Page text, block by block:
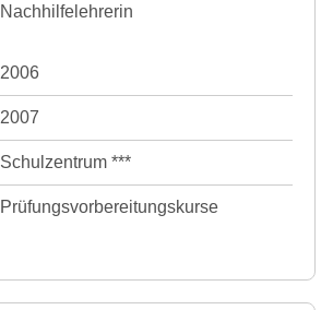
Nachhilfelehrerin
2006
2007
Schulzentrum ***
Prüfungsvorbereitungskurse